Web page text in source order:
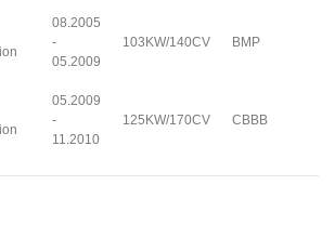
08.2005
-
05.2009
103KW/140CV BMP
05.2009
-
11.2010
125KW/170CV CBBB